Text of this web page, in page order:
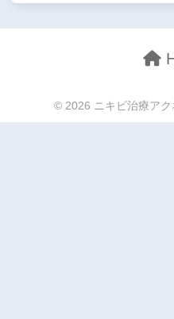
© 2026 ニキビ治療アク